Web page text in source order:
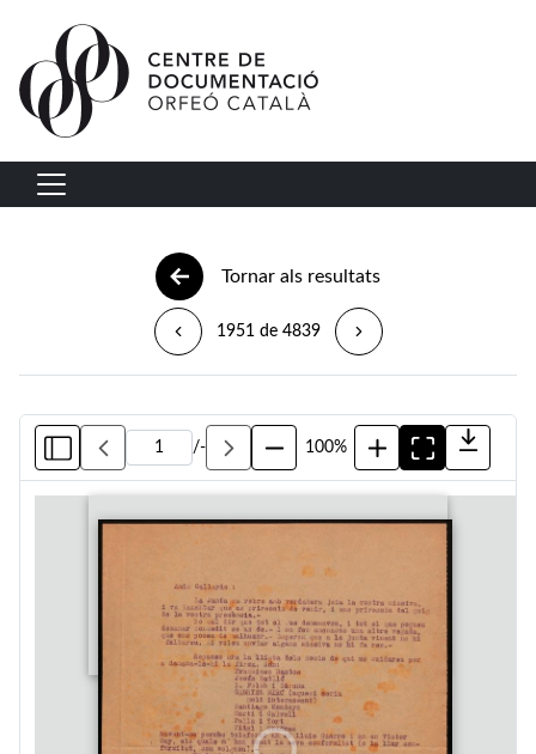
Vés al contingut
Navegació principal
Tornar als resultats
1951 de 4839
/- 100%